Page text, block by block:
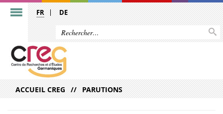
FR DE
ACCUEIL CREG PARUTIONS